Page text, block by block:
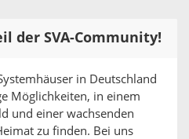
der SVA-Community!
in Deutschland
Möglichkeiten, in einem
und einer wachsenden
zu finden. Bei uns